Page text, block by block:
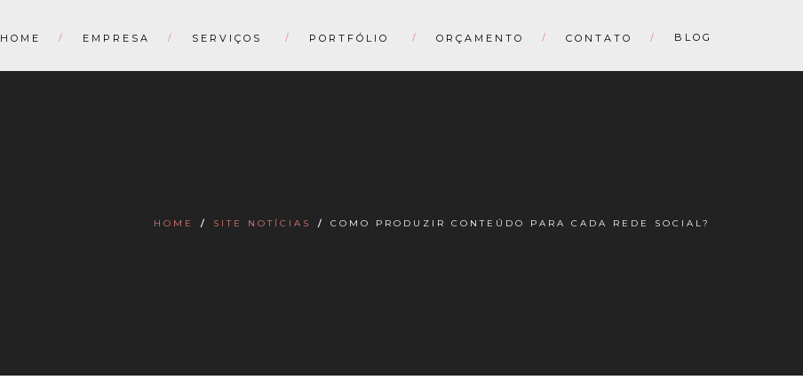
HOME EMPRESA SERVIÇOS PORTFÓLIO ORÇAMENTO CONTATO BLOG
HOME / SITE NOTÍCIAS / COMO PRODUZIR CONTEÚDO PARA CADA REDE SOCIAL?